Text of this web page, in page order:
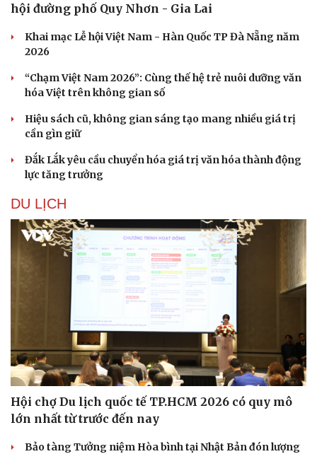
hội đường phố Quy Nhơn - Gia Lai
Khai mạc Lễ hội Việt Nam - Hàn Quốc TP Đà Nẵng năm
2026
“Chạm Việt Nam 2026”: Cùng thế hệ trẻ nuôi dưỡng văn
hóa Việt trên không gian số
Hiệu sách cũ, không gian sáng tạo mang nhiều giá trị
cần gìn giữ
Đắk Lắk yêu cầu chuyển hóa giá trị văn hóa thành động
lực tăng trưởng
DU LỊCH
Hội chợ Du lịch quốc tế TP.HCM 2026 có quy mô
lớn nhất từ trước đến nay
Bảo tàng Tưởng niệm Hòa bình tại Nhật Bản đón lượng